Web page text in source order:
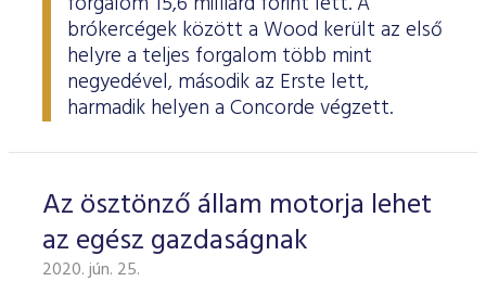
brókercégek között a Wood került az első
helyre a teljes forgalom több mint
negyedével, második az Erste lett,
harmadik helyen a Concorde végzett.
Az ösztönző állam motorja lehet
az egész gazdaságnak
2020. jún. 25.